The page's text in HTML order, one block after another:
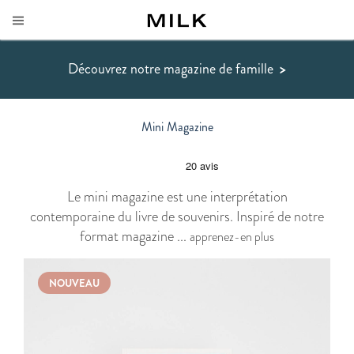
Découvrez notre magazine de famille >
Mini Magazine
Le mini magazine est une interprétation
contemporaine du livre de souvenirs. Inspiré de notre
format magazine ... apprenez-en plus
NOUVEAU